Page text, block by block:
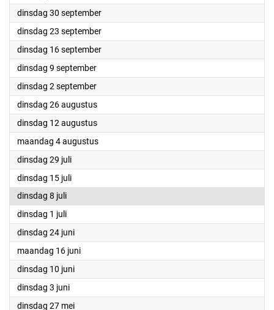
dinsdag 30 september2025
dinsdag 23 september2025
dinsdag 16 september2025
dinsdag 9 september2025
dinsdag 2 september2025
dinsdag 26 augustus2025
dinsdag 12 augustus2025
maandag 4 augustus2025
dinsdag 29 juli2025
dinsdag 15 juli2025
dinsdag 8 juli2025
dinsdag 1 juli2025
dinsdag 24 juni2025
maandag 16 juni2025
dinsdag 10 juni2025
dinsdag 3 juni2025
dinsdag 27 mei2025